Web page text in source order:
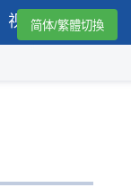
视频简体/繁體切換